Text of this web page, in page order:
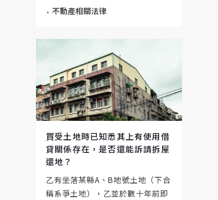
不動產相關法律
買受土地時已知悉其上有使用借
貸關係存在，是否還能訴請拆屋
還地？
乙有坐落某縣A、B地號土地（下合
稱系爭土地），乙並於數十年前即